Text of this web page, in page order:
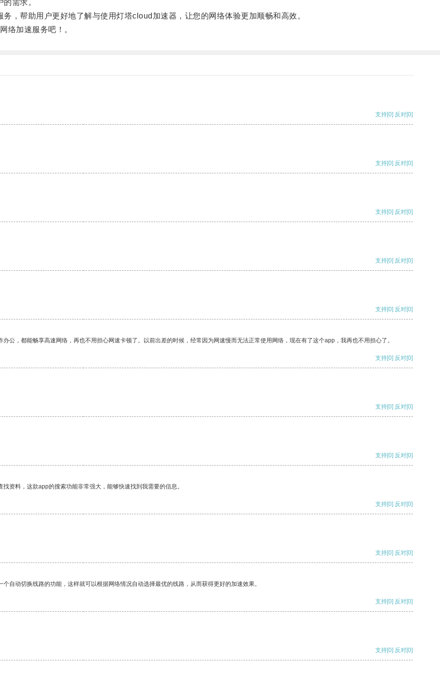
需求。
帮助用户更好地了解与使用灯塔cloud加速器，让您的网络体验更加顺畅和高效。
加速服务吧！。
支持[0] 反对[0]
支持[0] 反对[0]
支持[0] 反对[0]
支持[0] 反对[0]
支持[0] 反对[0]
公，都能畅享高速网络，再也不用担心网速卡顿了。以前出差的时候，经常因为网速慢而无法正常使用网络，现在有了这个app，我再也不用担心了。
支持[0] 反对[0]
支持[0] 反对[0]
支持[0] 反对[0]
资料，这款app的搜索功能非常强大，能够快速找到我需要的信息。
支持[0] 反对[0]
支持[0] 反对[0]
自动切换线路的功能，这样就可以根据网络情况自动选择最优的线路，从而获得更好的加速效果。
支持[0] 反对[0]
支持[0] 反对[0]